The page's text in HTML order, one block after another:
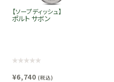
【ソープディッシュ】
ポルト サボン
¥6,740 (税込)